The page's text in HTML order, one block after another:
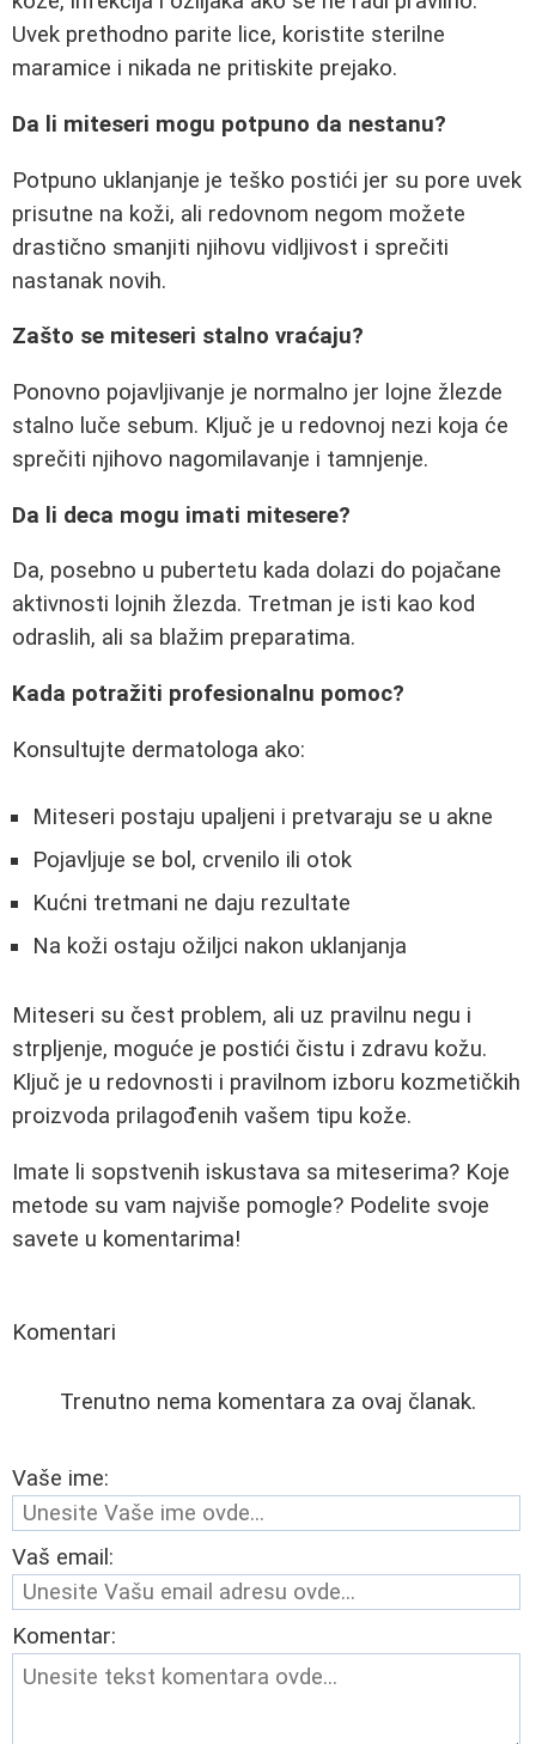
Uvek prethodno parite lice, koristite sterilne
maramice i nikada ne pritiskite prejako.
Da li miteseri mogu potpuno da nestanu?
Potpuno uklanjanje je teško postići jer su pore uvek
prisutne na koži, ali redovnom negom možete
drastično smanjiti njihovu vidljivost i sprečiti
nastanak novih.
Zašto se miteseri stalno vraćaju?
Ponovno pojavljivanje je normalno jer lojne žlezde
stalno luče sebum. Ključ je u redovnoj nezi koja će
sprečiti njihovo nagomilavanje i tamnjenje.
Da li deca mogu imati mitesere?
Da, posebno u pubertetu kada dolazi do pojačane
aktivnosti lojnih žlezda. Tretman je isti kao kod
odraslih, ali sa blažim preparatima.
Kada potražiti profesionalnu pomoc?
Konsultujte dermatologa ako:
Miteseri postaju upaljeni i pretvaraju se u akne
Pojavljuje se bol, crvenilo ili otok
Kućni tretmani ne daju rezultate
Na koži ostaju ožiljci nakon uklanjanja
Miteseri su čest problem, ali uz pravilnu negu i
strpljenje, moguće je postići čistu i zdravu kožu.
Ključ je u redovnosti i pravilnom izboru kozmetičkih
proizvoda prilagođenih vašem tipu kože.
Imate li sopstvenih iskustava sa miteserima? Koje
metode su vam najviše pomogle? Podelite svoje
savete u komentarima!
Komentari
Trenutno nema komentara za ovaj članak.
Vaše ime:
Vaš email:
Komentar: